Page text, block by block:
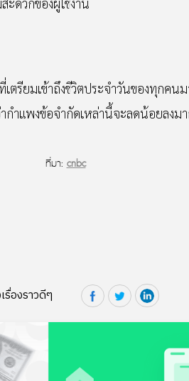
ตรียมเข้าถึงชีวิตประจำวันของทุกคน
ำแพงข้อจำกัดเหล่านี้จะลดน้อยลง
ที่มา:cnbc
รื่องราวดีๆ